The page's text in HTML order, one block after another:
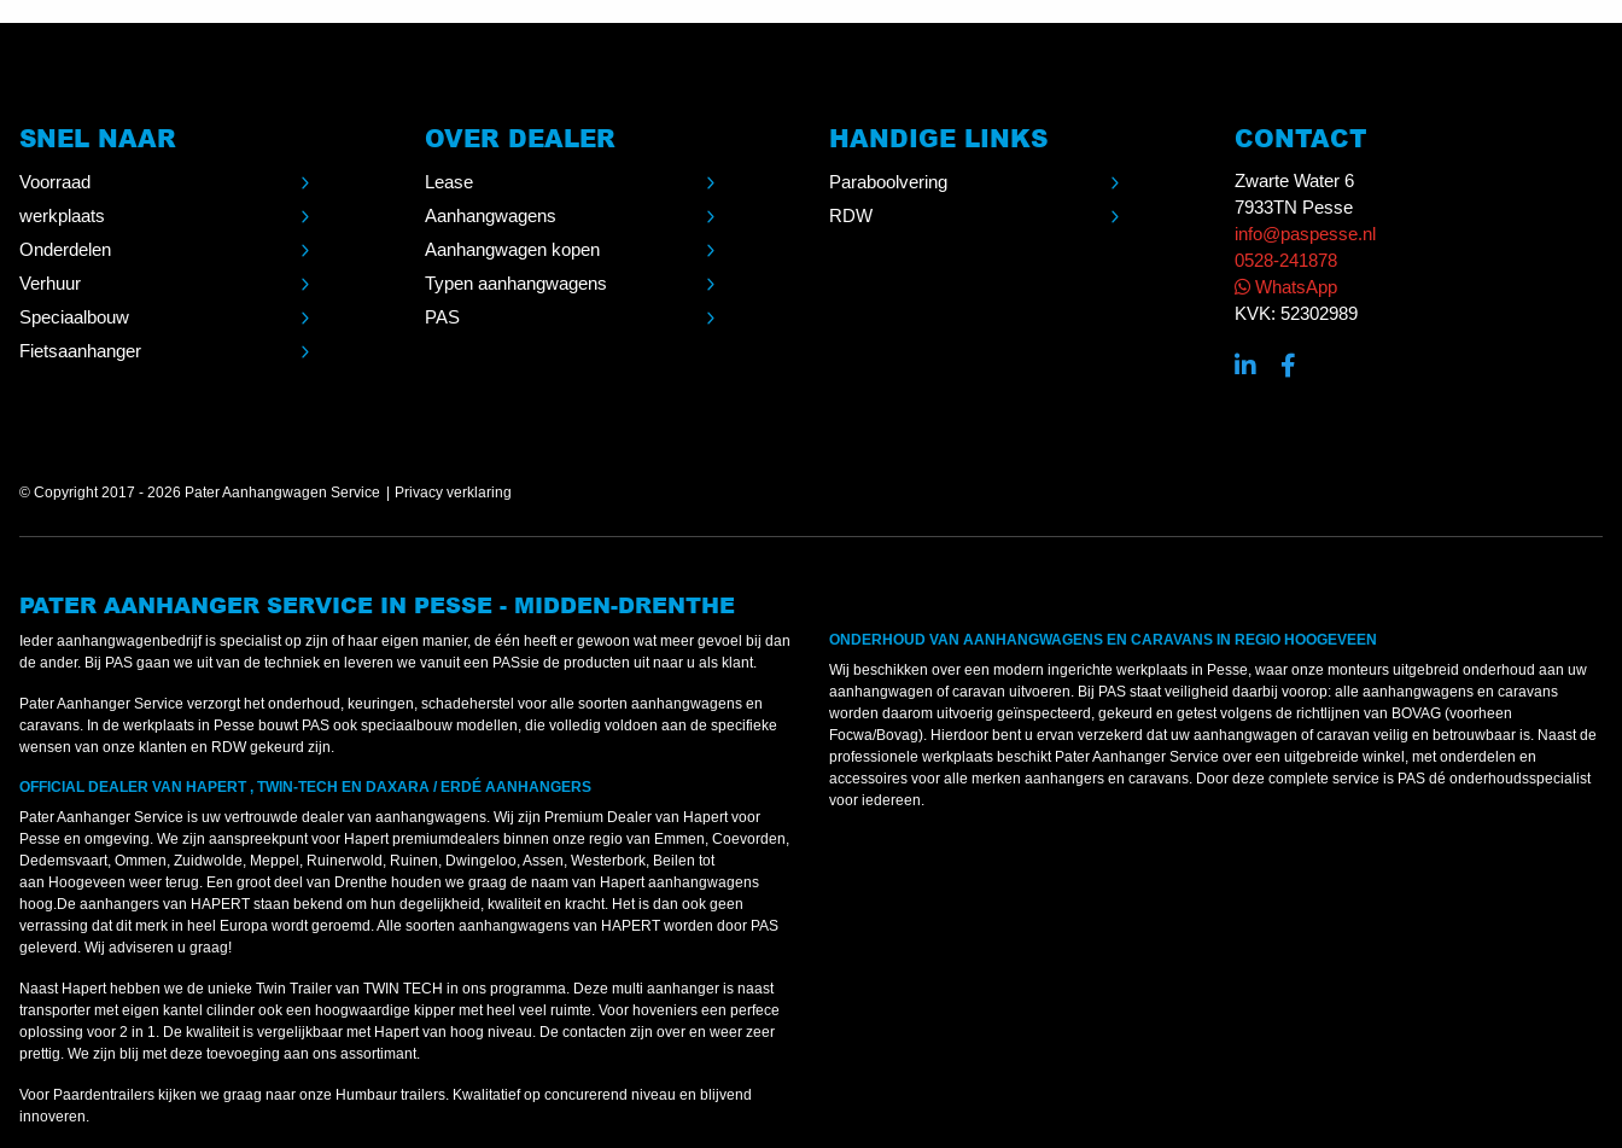
SNEL NAAR
Voorraad
werkplaats
Onderdelen
Verhuur
Speciaalbouw
Fietsaanhanger
OVER DEALER
Lease
Aanhangwagens
Aanhangwagen kopen
Typen aanhangwagens
PAS
HANDIGE LINKS
Paraboolvering
RDW
CONTACT
Zwarte Water 6
7933TN Pesse
info@paspesse.nl
0528-241878
WhatsApp
KVK: 52302989
© Copyright 2017 - 2026 Pater Aanhangwagen Service Privacy verklaring
PATER AANHANGER SERVICE IN PESSE - MIDDEN-DRENTHE
Ieder aanhangwagenbedrijf is specialist op zijn of haar eigen manier, de één heeft er gewoon wat meer gevoel bij dan
de ander. Bij PAS gaan we uit van de techniek en leveren we vanuit een PASsie de producten uit naar u als klant.
Pater Aanhanger Service verzorgt het onderhoud, keuringen, schadeherstel voor alle soorten aanhangwagens en
caravans. In de werkplaats in Pesse bouwt PAS ook speciaalbouw modellen, die volledig voldoen aan de specifieke
wensen van onze klanten en RDW gekeurd zijn.
OFFICIAL DEALER VAN HAPERT , TWIN-TECH EN DAXARA / ERDÉ AANHANGERS
Pater Aanhanger Service is uw vertrouwde dealer van aanhangwagens. Wij zijn Premium Dealer van Hapert voor
Pesse en omgeving. We zijn aanspreekpunt voor Hapert premiumdealers binnen onze regio van Emmen, Coevorden,
Dedemsvaart, Ommen, Zuidwolde, Meppel, Ruinerwold, Ruinen, Dwingeloo, Assen, Westerbork, Beilen tot
aan Hoogeveen weer terug. Een groot deel van Drenthe houden we graag de naam van Hapert aanhangwagens
hoog.De aanhangers van HAPERT staan bekend om hun degelijkheid, kwaliteit en kracht. Het is dan ook geen
verrassing dat dit merk in heel Europa wordt geroemd. Alle soorten aanhangwagens van HAPERT worden door PAS
geleverd. Wij adviseren u graag!
Naast Hapert hebben we de unieke Twin Trailer van TWIN TECH in ons programma. Deze multi aanhanger is naast
transporter met eigen kantel cilinder ook een hoogwaardige kipper met heel veel ruimte. Voor hoveniers een perfece
oplossing voor 2 in 1. De kwaliteit is vergelijkbaar met Hapert van hoog niveau. De contacten zijn over en weer zeer
prettig. We zijn blij met deze toevoeging aan ons assortimant.
Voor Paardentrailers kijken we graag naar onze Humbaur trailers. Kwalitatief op concurerend niveau en blijvend
innoveren.
ONDERHOUD VAN AANHANGWAGENS EN CARAVANS IN REGIO HOOGEVEEN
Wij beschikken over een modern ingerichte werkplaats in Pesse, waar onze monteurs uitgebreid onderhoud aan uw
aanhangwagen of caravan uitvoeren. Bij PAS staat veiligheid daarbij voorop: alle aanhangwagens en caravans
worden daarom uitvoerig geïnspecteerd, gekeurd en getest volgens de richtlijnen van BOVAG (voorheen
Focwa/Bovag). Hierdoor bent u ervan verzekerd dat uw aanhangwagen of caravan veilig en betrouwbaar is. Naast de
professionele werkplaats beschikt Pater Aanhanger Service over een uitgebreide winkel, met onderdelen en
accessoires voor alle merken aanhangers en caravans. Door deze complete service is PAS dé onderhoudsspecialist
voor iedereen.